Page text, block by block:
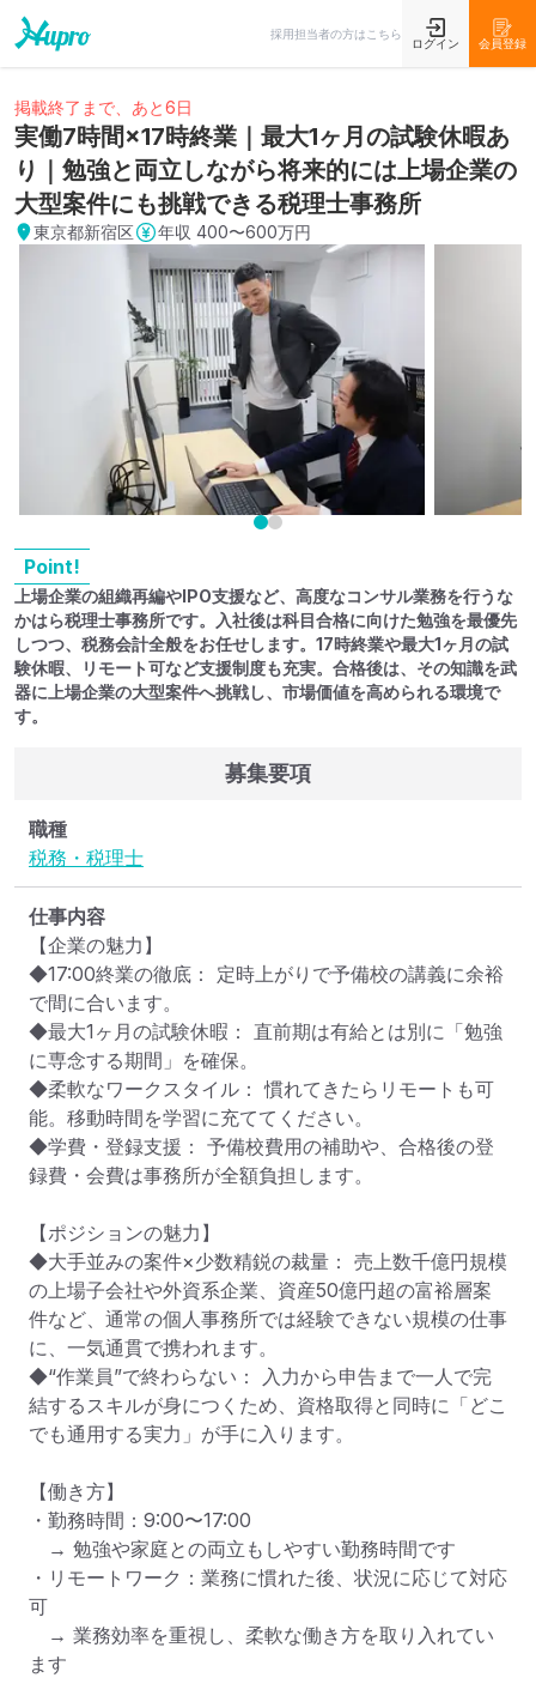
採用担当者の方はこちら
ログイン 会員登録
掲載終了まで、あと6日
実働7時間×17時終業｜最大1ヶ月の試験休暇あ
り｜勉強と両立しながら将来的には上場企業の
大型案件にも挑戦できる税理士事務所
東京都新宿区 年収 400〜600万円
Point!
上場企業の組織再編やIPO支援など、高度なコンサル業務を行うな
かはら税理士事務所です。入社後は科目合格に向けた勉強を最優先
しつつ、税務会計全般をお任せします。17時終業や最大1ヶ月の試
験休暇、リモート可など支援制度も充実。合格後は、その知識を武
器に上場企業の大型案件へ挑戦し、市場価値を高められる環境で
す。
募集要項
職種
税務・税理士
仕事内容
【企業の魅力】
◆17:00終業の徹底： 定時上がりで予備校の講義に余裕
で間に合います。
◆最大1ヶ月の試験休暇： 直前期は有給とは別に「勉強
に専念する期間」を確保。
◆柔軟なワークスタイル： 慣れてきたらリモートも可
能。移動時間を学習に充ててください。
◆学費・登録支援： 予備校費用の補助や、合格後の登
録費・会費は事務所が全額負担します。
【ポジションの魅力】
◆大手並みの案件×少数精鋭の裁量： 売上数千億円規模
の上場子会社や外資系企業、資産50億円超の富裕層案
件など、通常の個人事務所では経験できない規模の仕事
に、一気通貫で携われます。
◆“作業員”で終わらない： 入力から申告まで一人で完
結するスキルが身につくため、資格取得と同時に「どこ
でも通用する実力」が手に入ります。
【働き方】
・勤務時間：9:00〜17:00
→ 勉強や家庭との両立もしやすい勤務時間です
・リモートワーク：業務に慣れた後、状況に応じて対応
可
→ 業務効率を重視し、柔軟な働き方を取り入れてい
ます